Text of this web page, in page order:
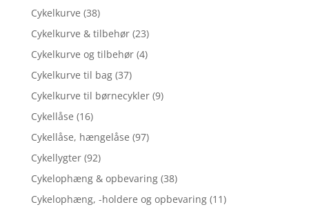
Cykelkurve (38)
Cykelkurve & tilbehør (23)
Cykelkurve og tilbehør (4)
Cykelkurve til bag (37)
Cykelkurve til børnecykler (9)
Cykellåse (16)
Cykellåse, hængelåse (97)
Cykellygter (92)
Cykelophæng & opbevaring (38)
Cykelophæng, -holdere og opbevaring (11)